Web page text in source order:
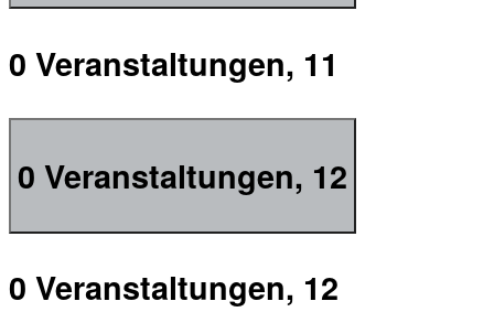
0 Veranstaltungen, 11
0 Veranstaltungen, 12
0 Veranstaltungen, 12